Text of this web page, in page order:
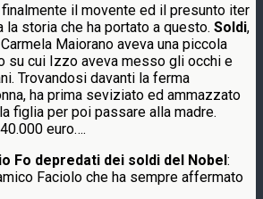
il movente ed il presunto iter
la storia che ha portato a questo. Soldi,
Maiorano aveva una piccola
su cui Izzo aveva messo gli occhi e
Trovandosi davanti la ferma
ha prima seviziato ed ammazzato
figlia per poi passare alla madre.
euro….
Fo depredati dei soldi del Nobel:
Faciolo che ha sempre affermato